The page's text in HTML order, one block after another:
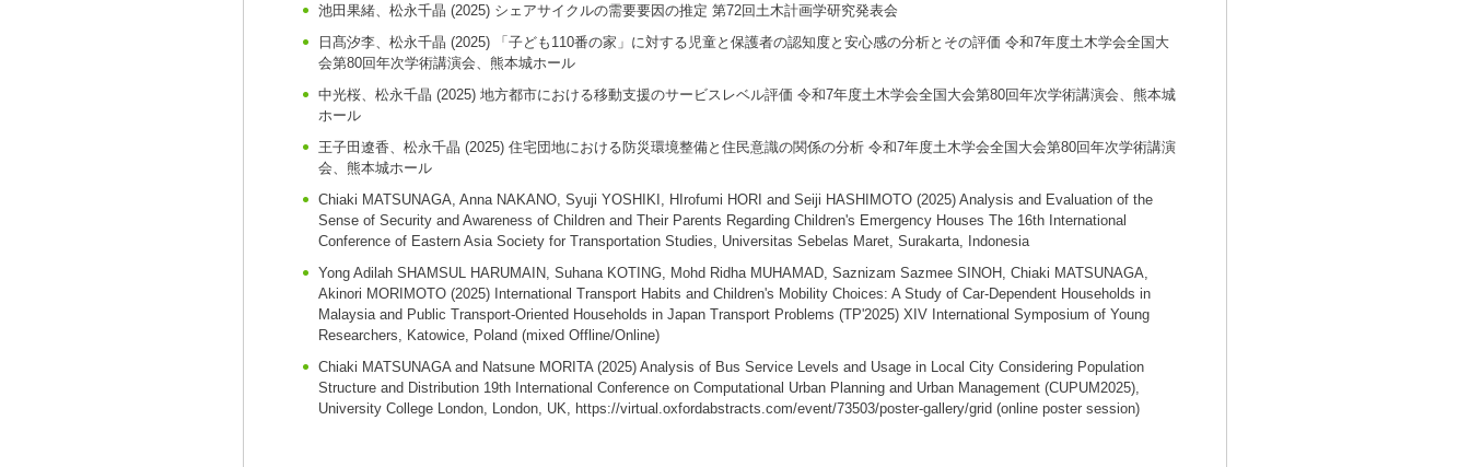
池田果緒、松永千晶 (2025) シェアサイクルの需要要因の推定 第72回土木計画学研究発表会
日髙汐李、松永千晶 (2025) 「子ども110番の家」に対する児童と保護者の認知度と安心感の分析とその評価 令和7年度土木学会全国大
会第80回年次学術講演会、熊本城ホール
中光桜、松永千晶 (2025) 地方都市における移動支援のサービスレベル評価 令和7年度土木学会全国大会第80回年次学術講演会、熊本城
ホール
王子田遼香、松永千晶 (2025) 住宅団地における防災環境整備と住民意識の関係の分析 令和7年度土木学会全国大会第80回年次学術講演
会、熊本城ホール
Chiaki MATSUNAGA, Anna NAKANO, Syuji YOSHIKI, HIrofumi HORI and Seiji HASHIMOTO (2025) Analysis and Evaluation of the
Sense of Security and Awareness of Children and Their Parents Regarding Children's Emergency Houses The 16th International
Conference of Eastern Asia Society for Transportation Studies, Universitas Sebelas Maret, Surakarta, Indonesia
Yong Adilah SHAMSUL HARUMAIN, Suhana KOTING, Mohd Ridha MUHAMAD, Saznizam Sazmee SINOH, Chiaki MATSUNAGA,
Akinori MORIMOTO (2025) International Transport Habits and Children's Mobility Choices: A Study of Car-Dependent Households in
Malaysia and Public Transport-Oriented Households in Japan Transport Problems (TP'2025) XIV International Symposium of Young
Researchers, Katowice, Poland (mixed Offline/Online)
Chiaki MATSUNAGA and Natsune MORITA (2025) Analysis of Bus Service Levels and Usage in Local City Considering Population
Structure and Distribution 19th International Conference on Computational Urban Planning and Urban Management (CUPUM2025),
University College London, London, UK, https://virtual.oxfordabstracts.com/event/73503/poster-gallery/grid (online poster session)